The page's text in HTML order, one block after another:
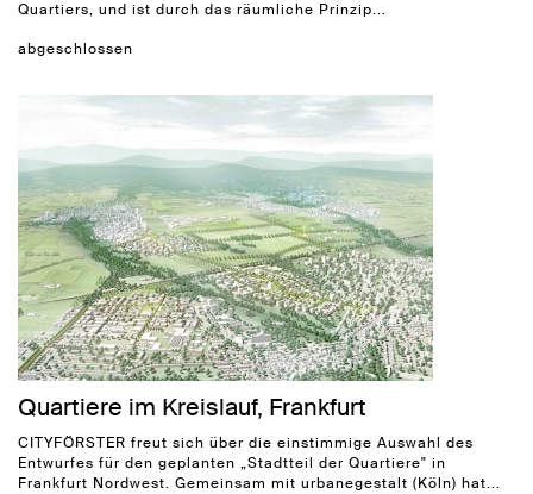
Quartiers, und ist durch das räumliche Prinzip...
abgeschlossen
Quartiere im Kreislauf, Frankfurt
CITYFÖRSTER freut sich über die einstimmige Auswahl des
Entwurfes für den geplanten „Stadtteil der Quartiere" in
Frankfurt Nordwest. Gemeinsam mit urbanegestalt (Köln) hat...